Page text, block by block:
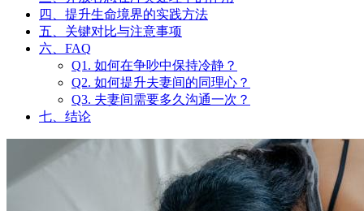
四、提升生命境界的实践方法
五、关键对比与注意事项
六、FAQ
Q1. 如何在争吵中保持冷静？
Q2. 如何提升夫妻间的同理心？
Q3. 夫妻间需要多久沟通一次？
七、结论